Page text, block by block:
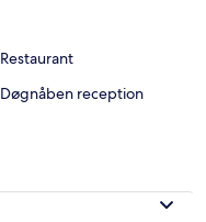
Restaurant
Døgnåben reception